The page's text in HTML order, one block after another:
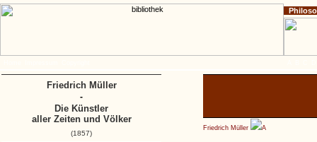
Friedrich Müller A
Friedrich Müller
-
Die Künstler
aller Zeiten und Völker
(1857)